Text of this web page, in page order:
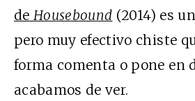
deHousebound (2014) es
pero muy efectivo chiste
forma comenta o pone en
acabamos de ver.